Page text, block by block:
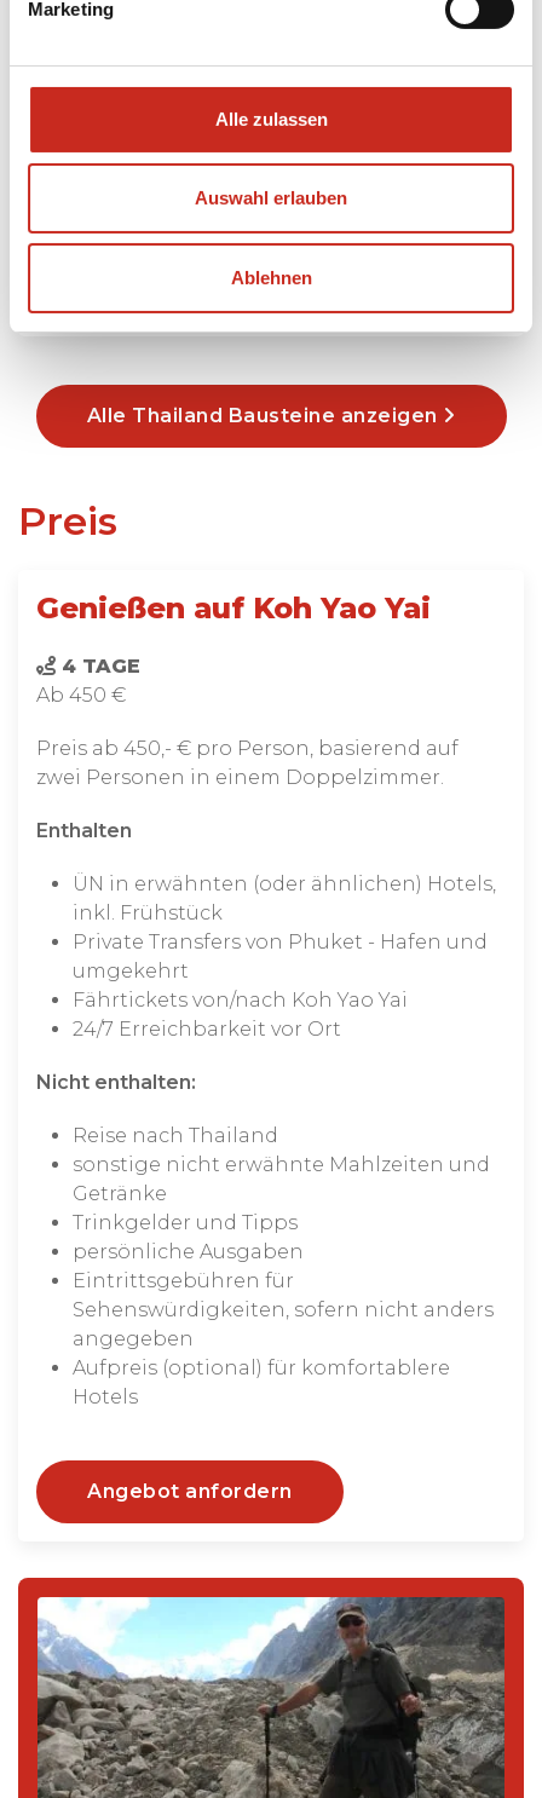
Marketing
Alle zulassen
Auswahl erlauben
Ablehnen
Mehr lesen
Alle Thailand Bausteine anzeigen
Preis
Genießen auf Koh Yao Yai
4 TAGE
Ab 450 €
Preis ab 450,- € pro Person, basierend auf
zwei Personen in einem Doppelzimmer.
Enthalten
ÜN in erwähnten (oder ähnlichen) Hotels,
inkl. Frühstück
Private Transfers von Phuket - Hafen und
umgekehrt
Fährtickets von/nach Koh Yao Yai
24/7 Erreichbarkeit vor Ort
Nicht enthalten:
Reise nach Thailand
sonstige nicht erwähnte Mahlzeiten und
Getränke
Trinkgelder und Tipps
persönliche Ausgaben
Eintrittsgebühren für
Sehenswürdigkeiten, sofern nicht anders
angegeben
Aufpreis (optional) für komfortablere
Hotels
Angebot anfordern